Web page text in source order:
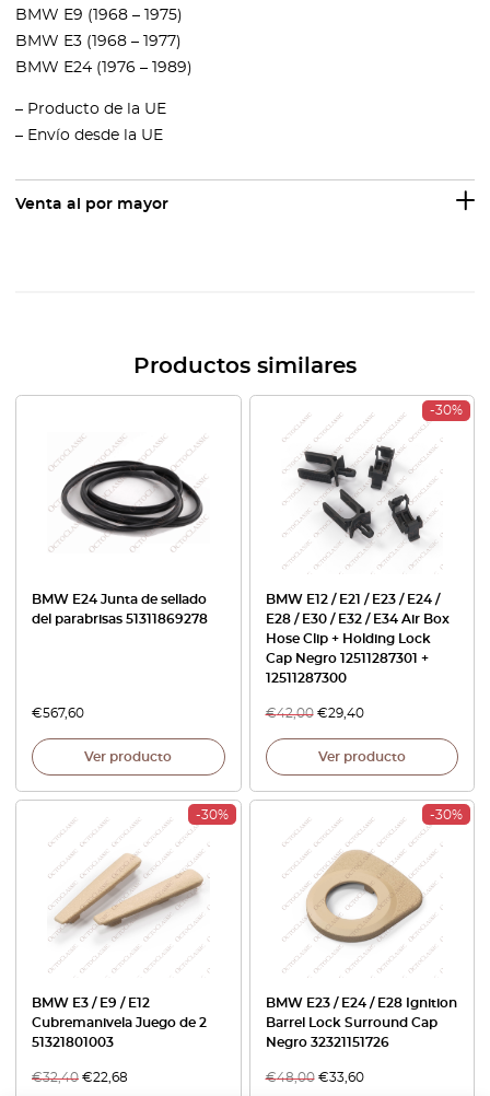
BMW E9 (1968 – 1975)
BMW E3 (1968 – 1977)
BMW E24 (1976 – 1989)
– Producto de la UE
– Envío desde la UE
Venta al por mayor
Productos similares
BMW E24 Junta de sellado
del parabrisas 51311869278
€567,60
Ver producto
-30%
BMW E12 / E21 / E23 / E24 /
E28 / E30 / E32 / E34 Air Box
Hose Clip + Holding Lock
Cap Negro 12511287301 +
12511287300
€42,00 €29,40
Ver producto
-30%
BMW E3 / E9 / E12
Cubremanivela Juego de 2
51321801003
€32,40 €22,68
-30%
BMW E23 / E24 / E28 Ignition
Barrel Lock Surround Cap
Negro 32321151726
€48,00 €33,60